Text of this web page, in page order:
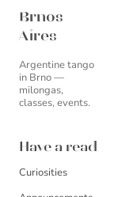
Brnos
Aires
Argentine tango
in Brno —
milongas,
classes, events.
Have a read
Curiosities